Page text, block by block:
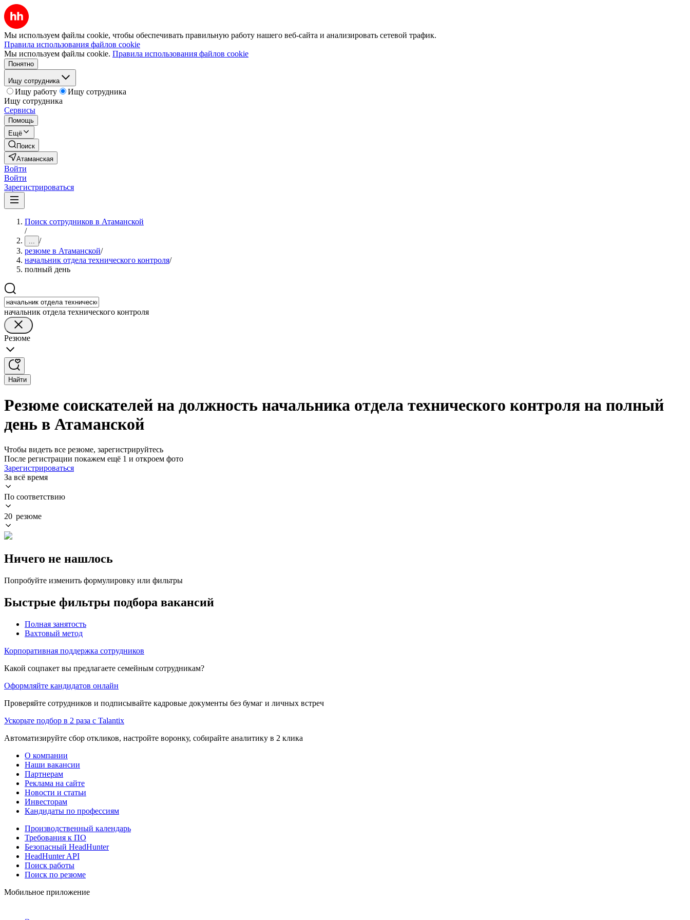
Мы используем файлы cookie, чтобы обеспечивать правильную работу нашего веб-сайта и анализировать сетевой трафик.
Правила использования файлов cookie
Мы используем файлы cookie. Правила использования файлов cookie
Понятно
Ищу сотрудника
Ищу работу
Ищу сотрудника
Ищу сотрудника
Сервисы
Помощь
Ещё
Поиск
Атаманская
Войти
Войти
Зарегистрироваться
Поиск сотрудников в Атаманской
/
... /
резюме в Атаманской/
начальник отдела технического контроля/
полный день
начальник отдела технического контроля
Резюме
Найти
Резюме соискателей на должность начальника отдела технического контроля на полный
день в Атаманской
Чтобы видеть все резюме, зарегистрируйтесь
После регистрации покажем ещё 1 и откроем фото
Зарегистрироваться
За всё время
По соответствию
20 резюме
Ничего не нашлось
Попробуйте изменить формулировку или фильтры
Быстрые фильтры подбора вакансий
Полная занятость
Вахтовый метод
Корпоративная поддержка сотрудников
Какой соцпакет вы предлагаете семейным сотрудникам?
Оформляйте кандидатов онлайн
Проверяйте сотрудников и подписывайте кадровые документы без бумаг и личных встреч
Ускорьте подбор в 2 раза с Talantix
Автоматизируйте сбор откликов, настройте воронку, собирайте аналитику в 2 клика
О компании
Наши вакансии
Партнерам
Реклама на сайте
Новости и статьи
Инвесторам
Кандидаты по профессиям
Производственный календарь
Требования к ПО
Безопасный HeadHunter
HeadHunter API
Поиск работы
Поиск по резюме
Мобильное приложение